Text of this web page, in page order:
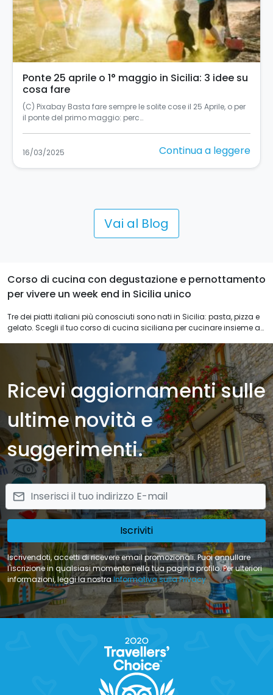
Ponte 25 aprile o 1° maggio in Sicilia: 3 idee su
cosa fare
(C) Pixabay Basta fare sempre le solite cose il 25 Aprile, o per
il ponte del primo maggio: perc…
16/03/2025 Continua a leggere
Vai al Blog
Corso di cucina con degustazione e pernottamento
per vivere un week end in Sicilia unico
Tre dei piatti italiani più conosciuti sono nati in Sicilia: pasta, pizza e
gelato. Scegli il tuo corso di cucina siciliana per cucinare insieme a
tavola con le più famose ricette siciliane. I nostri corsi di cucina
siciliana offrono una esperienza professionalizzante per scoprire le
tradizioni culinarie della Sicilia.
Ricevi aggiornamenti sulle
ultime novità e
suggerimenti.
email
Iscriviti
Iscrivendoti, accetti di ricevere email promozionali. Puoi annullare
l'iscrizione in qualsiasi momento nella tua pagina profilo. Per ulteriori
informazioni, leggi la nostraInformativa sulla Privacy